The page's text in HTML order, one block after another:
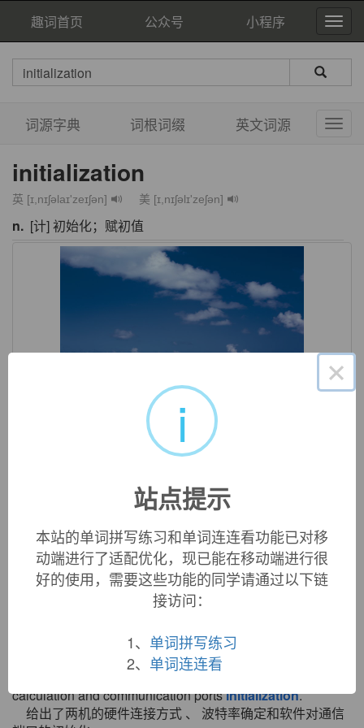
趣词首页 公众号 小程序
词源字典 词根词缀 英文词源
initialization
英 [ɪ,nɪʃəlaɪ'zeɪʃən] 美 [ɪ,nɪʃəlɪ'zeʃən]
n. [计] 初始化；赋初值
1. Security Accounts Managerinitialization
of the following error: % 1.
安全帐户管理器初始化没有成功,原因是以下错误: %1.
来自互联网
2. Slightly increased verbosity of GDFS access
error handling code.
3. It provides hardware linking method, baud rate
calculation and communication portsinitialization.
给出了两机的硬件连接方式 、 波特率确定和软件对通信
×
i
站点提示
本站的单词拼写练习和单词连连看功能已对移
动端进行了适配优化，现已能在移动端进行很
好的使用，需要这些功能的同学请通过以下链
接访问：
1、 单词拼写练习
2、 单词连连看